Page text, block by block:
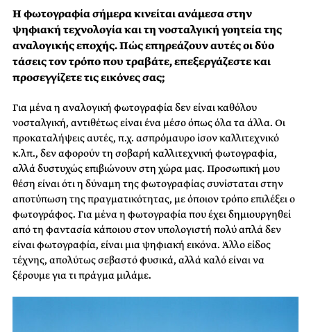
Η φωτογραφία σήμερα κινείται ανάμεσα στην
ψηφιακή τεχνολογία και τη νοσταλγική γοητεία της
αναλογικής εποχής. Πώς επηρεάζουν αυτές οι δύο
τάσεις τον τρόπο που τραβάτε, επεξεργάζεστε και
προσεγγίζετε τις εικόνες σας;
Για μένα η αναλογική φωτογραφία δεν είναι καθόλου
νοσταλγική, αντιθέτως είναι ένα μέσο όπως όλα τα άλλα. Οι
προκαταλήψεις αυτές, π.χ. ασπρόμαυρο ίσον καλλιτεχνικό
κ.λπ., δεν αφορούν τη σοβαρή καλλιτεχνική φωτογραφία,
αλλά δυστυχώς επιβιώνουν στη χώρα μας. Προσωπική μου
θέση είναι ότι η δύναμη της φωτογραφίας συνίσταται στην
αποτύπωση της πραγματικότητας, με όποιον τρόπο επιλέξει ο
φωτογράφος. Για μένα η φωτογραφία που έχει δημιουργηθεί
από τη φαντασία κάποιου στον υπολογιστή πολύ απλά δεν
είναι φωτογραφία, είναι μια ψηφιακή εικόνα. Άλλο είδος
τέχνης, απολύτως σεβαστό φυσικά, αλλά καλό είναι να
ξέρουμε για τι πράγμα μιλάμε.